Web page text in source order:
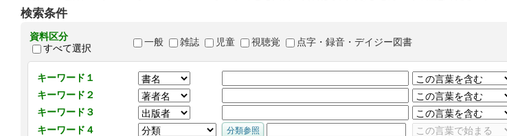
検索条件
資料区分
すべて選択
一般 雑誌 児童 視聴覚 点字・録音・デイジー図書
キーワード１
キーワード２
キーワード３
キーワード４